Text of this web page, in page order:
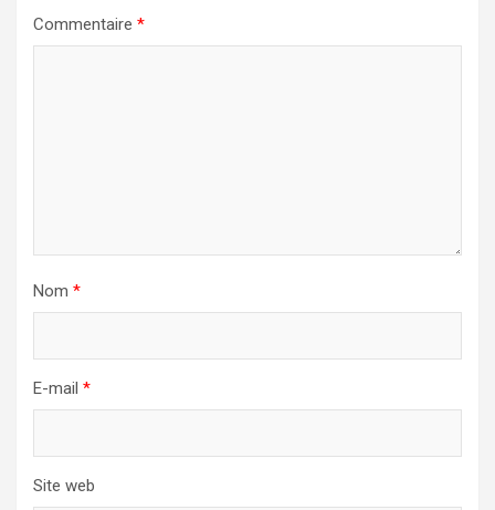
Commentaire *
Nom *
E-mail *
Site web